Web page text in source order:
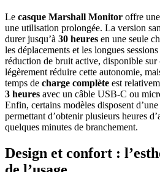
Le casque Marshall Monitor offre
une utilisation prolongée. La version
durer jusqu’à 30 heures en une seule
les déplacements et les longues
réduction de bruit active, disponible sur
légèrement réduire cette autonomie,
temps de charge complète est
3 heures avec un câble USB-C ou
Enfin, certains modèles disposent d’une
permettant d’obtenir plusieurs heures
quelques minutes de branchement.
Design et confort :